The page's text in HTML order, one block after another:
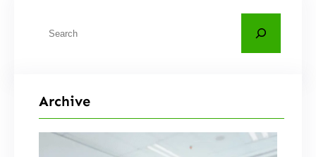
Archive